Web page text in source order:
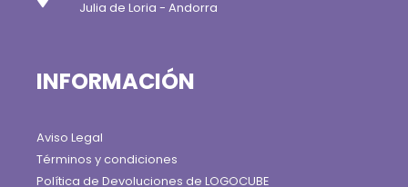
Julia de Loria - Andorra
INFORMACIÓN
Aviso Legal
Términos y condiciones
Política de Devoluciones de LOGOCUBE